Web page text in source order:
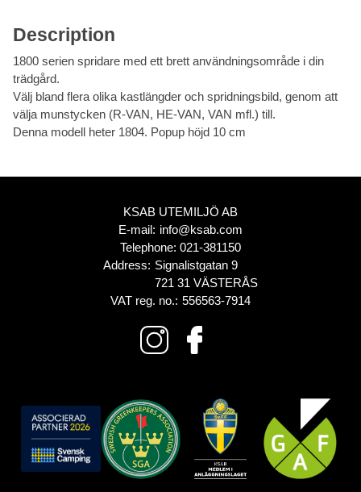
Description
1800 serien spridare med ett brett användningsområde i din
trädgård.
Välj bland flera olika kastlängder och spridningsbild, genom att
välja munstycken (R-VAN, HE-VAN, VAN mfl.) till.
Denna modell heter 1804. Popup höjd 10 cm
KSAB UTEMILJÖ AB
E-mail: info@ksab.com
Telephone: 021-381150
Address: Signalistgatan 9
721 31 VÄSTERÅS
VAT reg. no.: 556563-7914